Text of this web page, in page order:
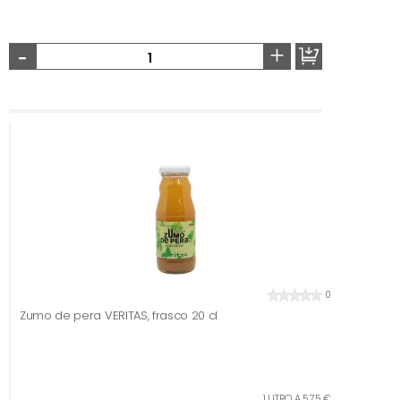
- +
0
Zumo de pera VERITAS, frasco 20 cl